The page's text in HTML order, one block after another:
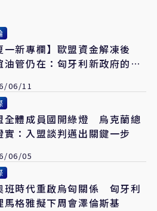
一新專欄】歐盟資金解凍後
油管仍在：匈牙利新政府的現
06/11
全體成員國開綠燈 烏克蘭總
實：入盟談判邁出關鍵一步
06/05
班時代重啟烏匈關係 匈牙利
馬格雅擬下周會澤倫斯基